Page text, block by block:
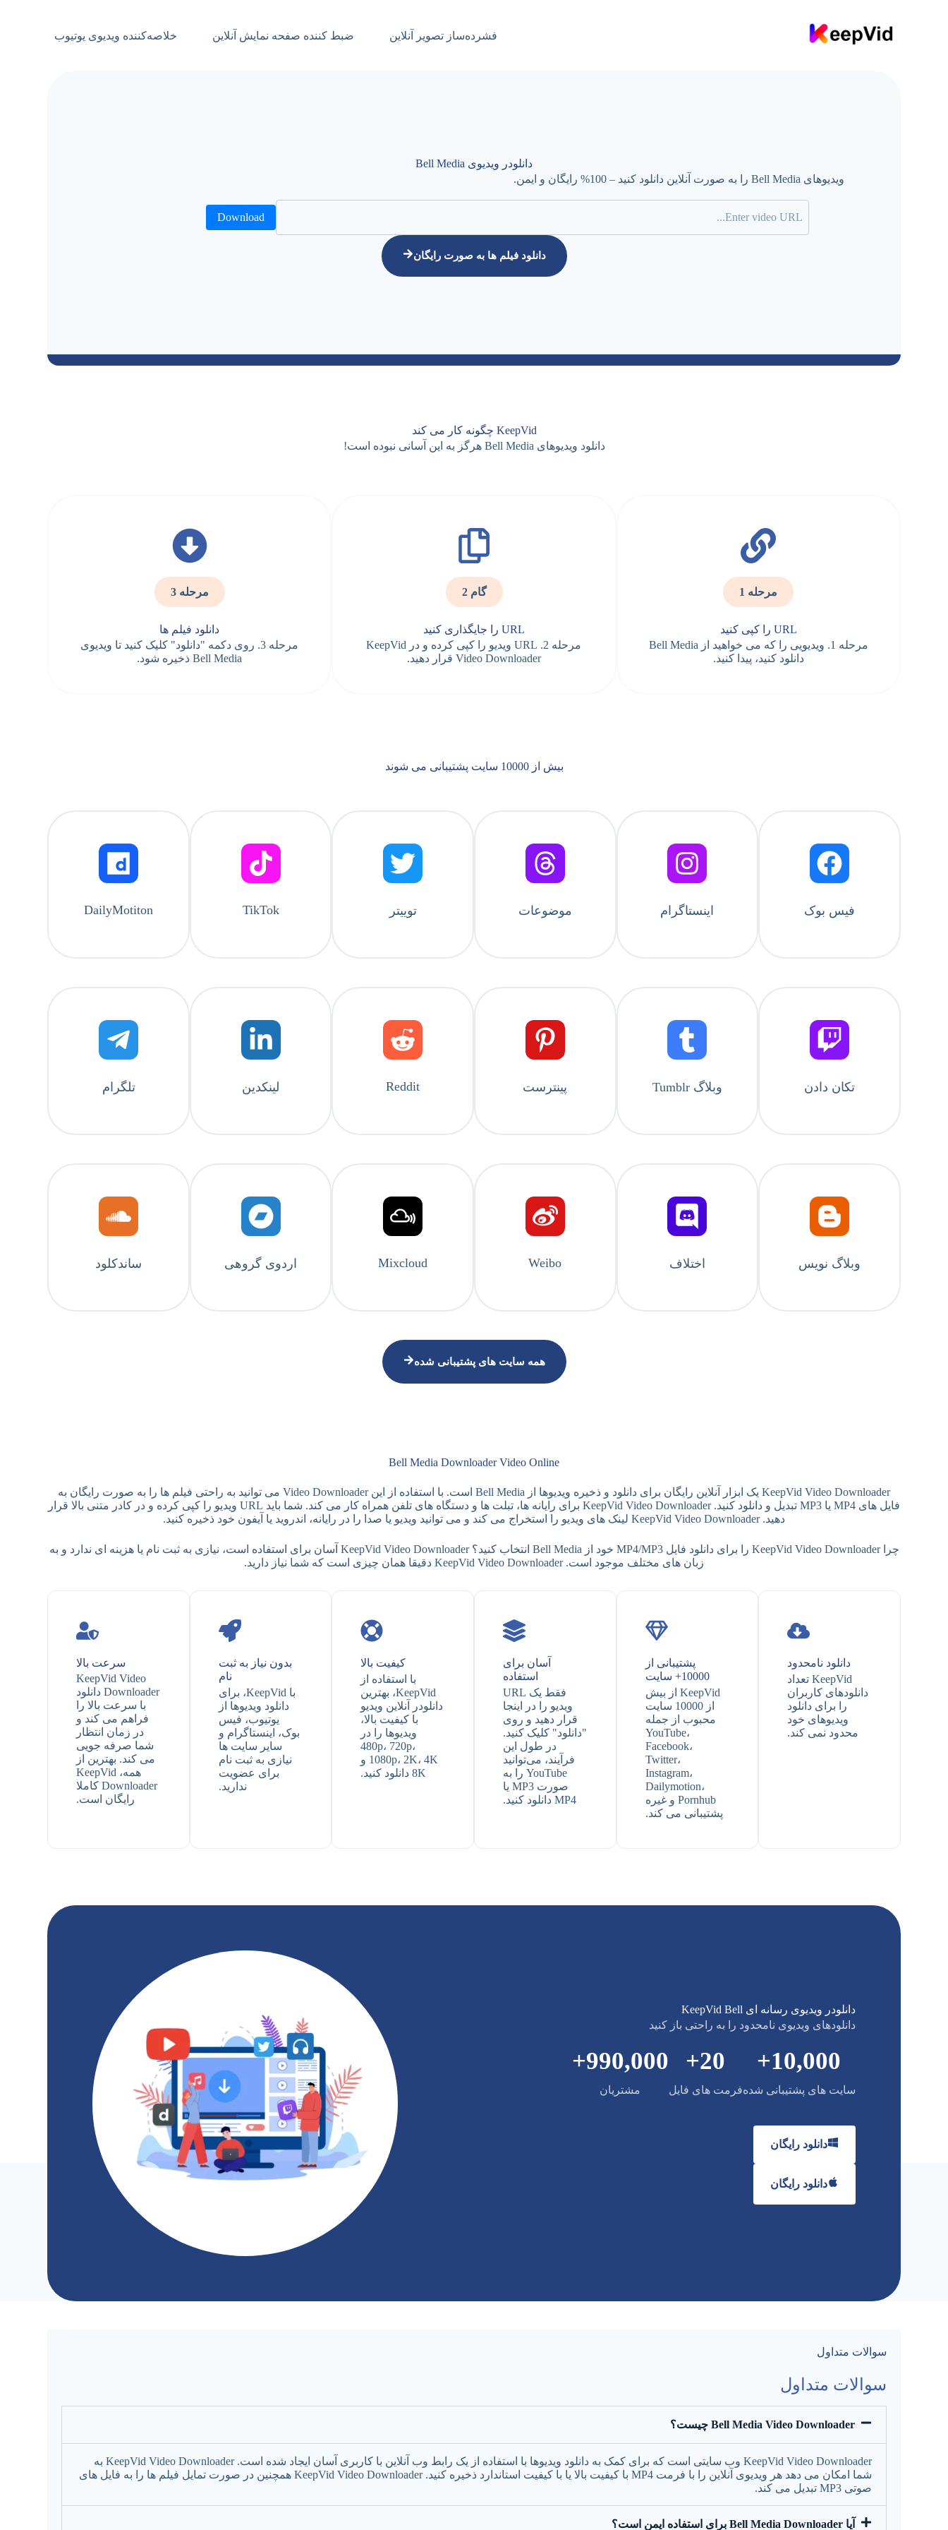
فشرده‌ساز تصویر آنلاین ضبط کننده صفحه نمایش آنلاین خلاصه‌کننده ویدیوی یوتیوب
دانلودر ویدیوی Bell Media
ویدیوهای Bell Media را به صورت آنلاین دانلود کنید – 100% رایگان و ایمن.
Download
دانلود فیلم ها به صورت رایگان
KeepVid چگونه کار می کند
دانلود ویدیوهای Bell Media هرگز به این آسانی نبوده است!
مرحله 1
URL را کپی کنید
مرحله 1. ویدیویی را که می خواهید از Bell Media
دانلود کنید، پیدا کنید.
گام 2
URL را جایگذاری کنید
مرحله 2. URL ویدیو را کپی کرده و در KeepVid
Video Downloader قرار دهید.
مرحله 3
دانلود فیلم ها
مرحله 3. روی دکمه "دانلود" کلیک کنید تا ویدیوی
Bell Media ذخیره شود.
بیش از 10000 سایت پشتیبانی می شوند
فیس بوک اینستاگرام موضوعات توییتر TikTok
DailyMotiton
تکان دادن وبلاگ Tumblr پینترست Reddit لینکدین تلگرام
وبلاگ نویس اختلاف Weibo
Mixcloud اردوی گروهی ساندکلود
همه سایت های پشتیبانی شده
Bell Media Downloader Video Online
KeepVid Video Downloader یک ابزار آنلاین رایگان برای دانلود و ذخیره ویدیوها از Bell Media است. با استفاده از این Video Downloader می توانید به راحتی فیلم ها را به صورت رایگان به
فایل های MP4 یا MP3 تبدیل و دانلود کنید. KeepVid Video Downloader برای رایانه ها، تبلت ها و دستگاه های تلفن همراه کار می کند. شما باید URL ویدیو را کپی کرده و در کادر متنی بالا قرار
دهید. KeepVid Video Downloader لینک های ویدیو را استخراج می کند و می توانید ویدیو یا صدا را در رایانه، اندروید یا آیفون خود ذخیره کنید.
چرا KeepVid Video Downloader را برای دانلود فایل MP4/MP3 خود از Bell Media انتخاب کنید؟ KeepVid Video Downloader آسان برای استفاده است، نیازی به ثبت نام یا هزینه ای ندارد و به
زبان های مختلف موجود است. KeepVid Video Downloader دقیقا همان چیزی است که شما نیاز دارید.
دانلود نامحدود
KeepVid تعداد
دانلودهای کاربران
را برای دانلود
ویدیوهای خود
محدود نمی کند.
پشتیبانی از
10000+ سایت
KeepVid از بیش
از 10000 سایت
محبوب از جمله
YouTube،
Facebook،
Twitter،
Instagram،
Dailymotion،
Pornhub و غیره
پشتیبانی می کند.
آسان برای
استفاده
فقط یک URL
ویدیو را در اینجا
قرار دهید و روی
"دانلود" کلیک کنید.
در طول این
فرآیند، می‌توانید
YouTube را به
صورت MP3 یا
MP4 دانلود کنید.
کیفیت بالا
با استفاده از
KeepVid، بهترین
دانلودر آنلاین ویدیو
با کیفیت بالا،
ویدیوها را در
480p، 720p،
1080p، 2K، 4K و
8K دانلود کنید.
بدون نیاز به ثبت
نام
با KeepVid، برای
دانلود ویدیوها از
یوتیوب، فیس
بوک، اینستاگرام و
سایر سایت ها
نیازی به ثبت نام
برای عضویت
ندارید.
سرعت بالا
KeepVid Video
Downloader دانلود
با سرعت بالا را
فراهم می کند و
در زمان انتظار
شما صرفه جویی
می کند. بهترین از
همه، KeepVid
Downloader کاملا
رایگان است.
دانلودر ویدیوی رسانه ای KeepVid Bell
دانلودهای ویدیوی نامحدود را به راحتی باز کنید
سایت های پشتیبانی شده
10,000
+
فرمت های فایل
20
+
مشتریان
990,000
+
دانلود رایگان
دانلود رایگان
سوالات متداول
سوالات متداول
Bell Media Video Downloader چیست؟
KeepVid Video Downloader وب سایتی است که برای کمک به دانلود ویدیوها با استفاده از یک رابط وب آنلاین با کاربری آسان ایجاد شده است. KeepVid Video Downloader به
شما امکان می دهد هر ویدیوی آنلاین را با فرمت MP4 با کیفیت بالا یا با کیفیت استاندارد ذخیره کنید. KeepVid Video Downloader همچنین در صورت تمایل فیلم ها را به فایل های
صوتی MP3 تبدیل می کند.
آیا Bell Media Downloader برای استفاده ایمن است؟